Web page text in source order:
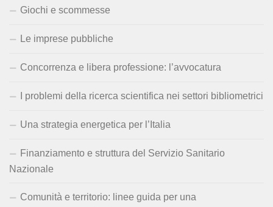
Giochi e scommesse
Le imprese pubbliche
Concorrenza e libera professione: l’avvocatura
I problemi della ricerca scientifica nei settori bibliometrici
Una strategia energetica per l’Italia
Finanziamento e struttura del Servizio Sanitario
Nazionale
Comunità e territorio: linee guida per una